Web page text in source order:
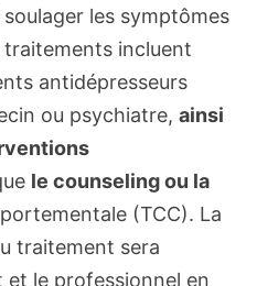
les symptômes
traitements incluent
antidépresseurs
ou psychiatre, ainsi
le counseling ou la
(TCC). La
traitement sera
le professionnel en